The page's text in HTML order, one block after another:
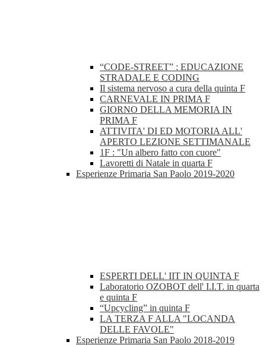
“CODE-STREET” : EDUCAZIONE
STRADALE E CODING
Il sistema nervoso a cura della quinta F
CARNEVALE IN PRIMA F
GIORNO DELLA MEMORIA IN
PRIMA F
ATTIVITA' DI ED MOTORIA ALL'
APERTO LEZIONE SETTIMANALE
1F : "Un albero fatto con cuore"
Lavoretti di Natale in quarta F
Esperienze Primaria San Paolo 2019-2020
ESPERTI DELL' IIT IN QUINTA F
Laboratorio OZOBOT dell' I.I.T. in quarta
e quinta F
“Upcycling” in quinta F
LA TERZA F ALLA "LOCANDA
DELLE FAVOLE"
Esperienze Primaria San Paolo 2018-2019